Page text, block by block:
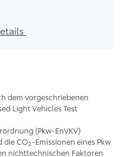
dem vorgeschriebenen
Light Vehicles Test
(Pkw-EnVKV)
die CO2-Emissionen eines Pkw
nichttechnischen Faktoren